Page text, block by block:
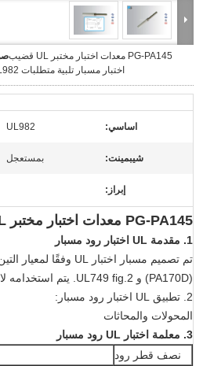
PG-PA145 معدات اختبار مختبر UL قضيب
اختبار مسبار تلبية متطلبات UL982 القياسية
اساسي: UL982
شيبمينت: بمستعجل
إبراز:
PG-PA145 معدات اختبار مختبر UL قضيب اختبار مسبار تلبية متطلبات UL982 قياسي
1. مقدمة UL اختبار رود مسبار
تم تصميم مسبار اختبار UL وفقًا لمعيار التين UL982.
(PA170D) و UL749 fig.2.
يتم استخدامه
2. تطبيق UL اختبار رود مسبار:
المحولات والمحاثات
3. معلمة اختبار UL رود مسبار
نصف قطر رود